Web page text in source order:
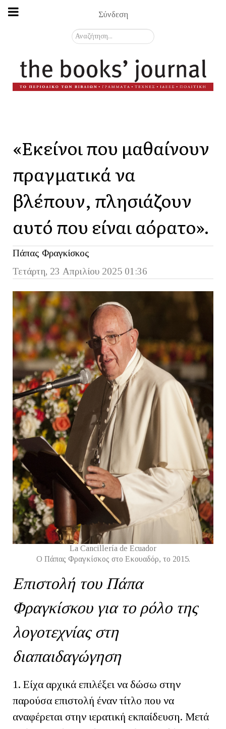
Σύνδεση
Αναζήτηση...
«Εκείνοι που μαθαίνουν
πραγματικά να
βλέπουν, πλησιάζουν
αυτό που είναι αόρατο».
Πάπας Φραγκίσκος
Τετάρτη, 23 Απριλίου 2025 01:36
La Cancillería de Ecuador
Ο Πάπας Φραγκίσκος στο Εκουαδόρ, το 2015.
Επιστολή του Πάπα
Φραγκίσκου για το ρόλο της
λογοτεχνίας στη
διαπαιδαγώγηση
1. Είχα αρχικά επιλέξει να δώσω στην
παρούσα επιστολή έναν τίτλο που να
αναφέρεται στην ιερατική εκπαίδευση. Μετά